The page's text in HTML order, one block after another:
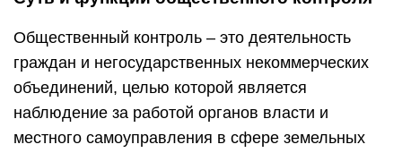
Общественный контроль – это деятельность
граждан и негосударственных некоммерческих
объединений, целью которой является
наблюдение за работой органов власти и
местного самоуправления в сфере земельных